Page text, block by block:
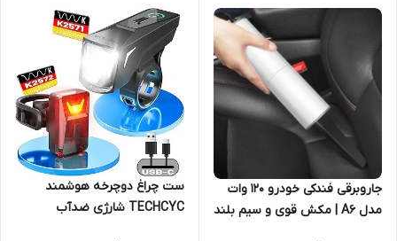
جاروبرقی فندکی خودرو ۱۲۰ وات
مدل A6 | مکش قوی و سیم بلند
ست چراغ دوچرخه هوشمند
TECHCYC شارژی ضدآب